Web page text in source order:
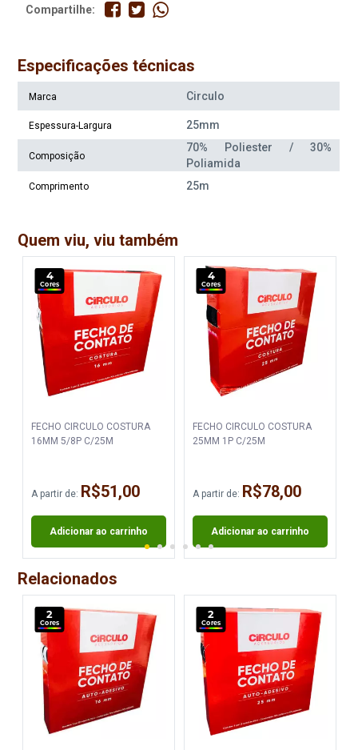
Compartilhe:
Especificações técnicas
Marca Circulo
Espessura-Largura 25mm
Composição
70% Poliester / 30%
Poliamida
Comprimento 25m
Quem viu, viu também
4
Cores
FECHO CIRCULO COSTURA
16MM 5/8P C/25M
A partir de: R$51,00
Adicionar ao carrinho
4
Cores
FECHO CIRCULO COSTURA
25MM 1P C/25M
A partir de: R$78,00
Adicionar ao carrinho
Relacionados
2
Cores
2
Cores